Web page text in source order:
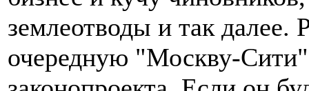
землеотводы и так далее.
очередную "Москву-Сити"